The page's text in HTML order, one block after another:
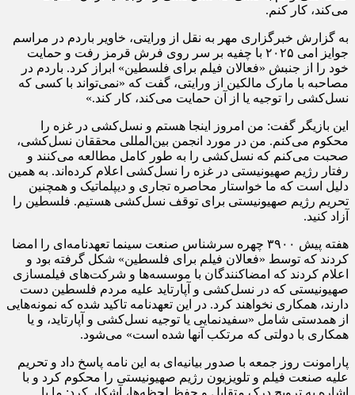
می‌کند، کار کنم.
به گزارش خبرگزاری مهر به نقل از ورایتی، خاویر باردم در مراسم
جوایز امی ۲۰۲۵ با چفیه بر سر روی فرش قرمز رفت و حمایت
خود را از جنبش «فعالان فیلم برای فلسطین» ابراز کرد. باردم در
مصاحبه با مارک مالکین از ورایتی، گفت که «نمی‌تواند با کسی که
نسل‌کشی را توجیه یا از آن حمایت می‌کند، کار کند.»
این بازیگر گفت: من امروز اینجا هستم و نسل‌کشی در غزه را
محکوم می‌کنم. من در مورد انجمن بین‌المللی محققان نسل‌کشی،
صحبت می‌کنم که نسل‌کشی را به طور کامل مطالعه می‌کنند و
رفتار رژیم صهیونیستی در غزه را نسل‌کشی اعلام کرده‌اند. به همین
دلیل است که ما خواستار محاصره تجاری و دیپلماتیک و همچنین
تحریم رژیم صهیونیستی برای توقف نسل‌کشی هستیم. فلسطین را
آزاد کنید.
هفته پیش ۳۹۰۰ چهره سرشناس صنعت سینما تعهدنامه‌ای را امضا
کردند که توسط «فعالان فیلم برای فلسطین» شکل گرفته بود و
اعلام کردند که امضاکنندگان با موسسه‌ها و شرکت‌های فیلمسازی
صهیونیستی که در نسل‌کشی و آپارتاید علیه مردم فلسطین دست
دارند، همکاری نخواهند کرد. در این تعهدنامه تاکید شده که نمونه‌هایی
از همدستی شامل «سفیدنمایی یا توجیه نسل‌کشی و آپارتاید، و یا
همکاری با دولتی که مرتکب آنها شده است» می‌شود.
پارامونت روز جمعه با صدور بیانیه‌ای به این نامه پاسخ داد و تحریم
علیه صنعت فیلم و تلویزیون رژیم صهیونیستی را محکوم کرد و با